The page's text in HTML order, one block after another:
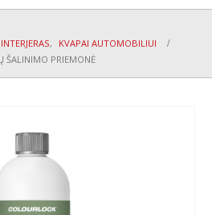
INTERJERAS,
KVAPAI AUTOMOBILIUI
ŠALINIMO PRIEMONĖ